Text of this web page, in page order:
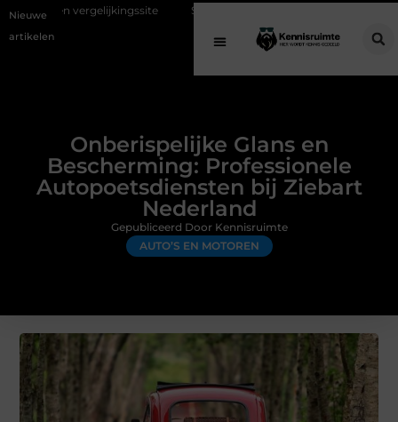
Nieuwe
artikelen
Schenking aan een goed doel: waarom geven belangrijk
Onberispelijke Glans en
Bescherming: Professionele
Autopoetsdiensten bij Ziebart
Nederland
AUTO’S EN MOTOREN
Gepubliceerd Door Kennisruimte